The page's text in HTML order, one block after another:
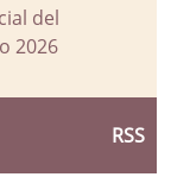
del
2026
RSS